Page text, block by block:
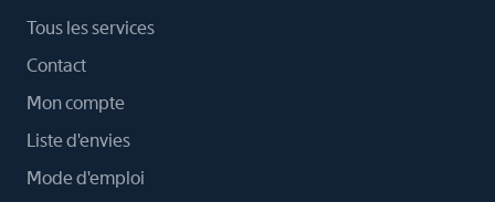
Tous les services
Contact
Mon compte
Liste d'envies
Mode d'emploi